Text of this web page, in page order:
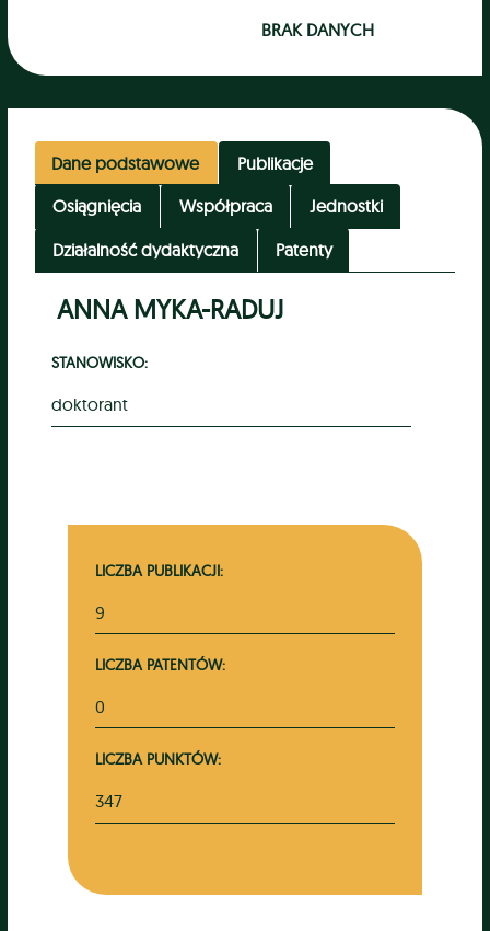
BRAK DANYCH
Dane podstawowe
Publikacje
Osiągnięcia
Współpraca
Jednostki
Działalność dydaktyczna
Patenty
ANNA MYKA-RADUJ
STANOWISKO:
doktorant
LICZBA PUBLIKACJI:
9
LICZBA PATENTÓW:
0
LICZBA PUNKTÓW:
347